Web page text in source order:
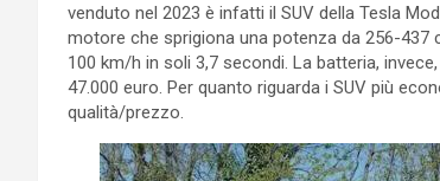
venduto nel 2023 è infatti il SUV della Tesla
motore che sprigiona una potenza da 256-437
100 km/h in soli 3,7 secondi. La batteria,
47.000 euro. Per quanto riguarda i SUV più
qualità/prezzo.